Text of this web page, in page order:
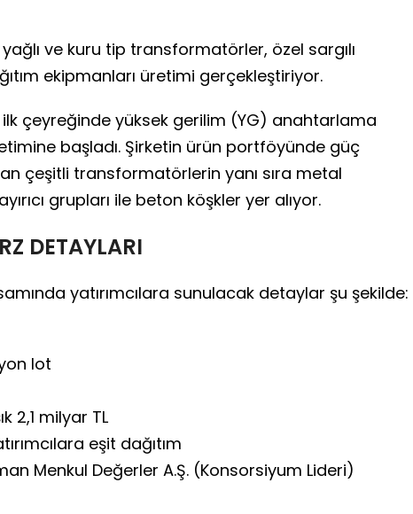
ve kuru tip transformatörler, özel sargılı
ekipmanları üretimi gerçekleştiriyor.
ilk çeyreğinde yüksek gerilim (YG) anahtarlama
başladı. Şirketin ürün portföyünde güç
çeşitli transformatörlerin yanı sıra metal
grupları ile beton köşkler yer alıyor.
DETAYLARI
yatırımcılara sunulacak detaylar şu şekilde:
lot
2,1 milyar TL
eşit dağıtım
Menkul Değerler A.Ş. (Konsorsiyum Lideri)